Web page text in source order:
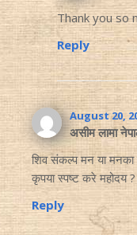
Thank you so
Reply
August 20,
असीम लामा
शिव संकल्प मन या मनका
कृपया स्पष्ट करे महोदय ?
Reply